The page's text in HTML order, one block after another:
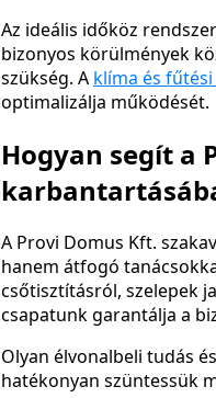
Az ideális időköz
bizonyos körülmények
szükség. A klíma és
optimalizálja működését.
Hogyan segít a
A Provi Domus Kft.
hanem átfogó
csőtisztításról, szelepek
csapatunk garantálja a
Olyan élvonalbeli tudás
hatékonyan szüntessük